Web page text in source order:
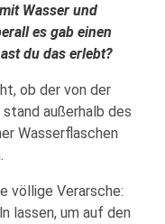
Wasser und
es gab einen
du das erlebt?
ob der von der
außerhalb des
Wasserflaschen
völlige Verarsche:
lassen, um auf den